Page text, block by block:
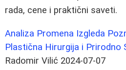
rada, cene i praktični saveti.
Analiza Promena Izgleda
Plastična Hirurgija i Prirodno
Radomir Vilić 2024-07-07